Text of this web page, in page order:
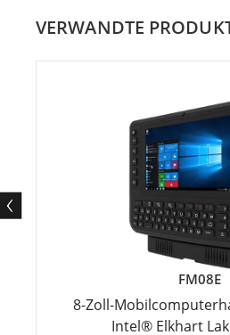
VERWANDTE
FM08E
8-Zoll-
Intel® Elkhart